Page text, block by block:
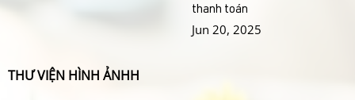
thanh toán
Jun 20, 2025
THƯ VIỆN HÌNH ẢNHH